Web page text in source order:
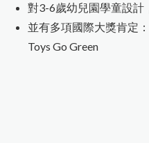
對3-6歲幼兒園學童設計
並有多項國際大獎肯定
Toys Go Green